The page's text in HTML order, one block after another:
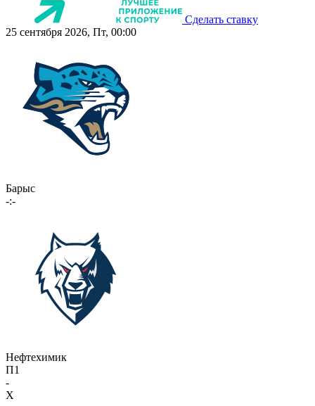
Сделать ставку
25 сентября 2026, Пт, 00:00
Барыс
-:-
Нефтехимик
П1
-
X